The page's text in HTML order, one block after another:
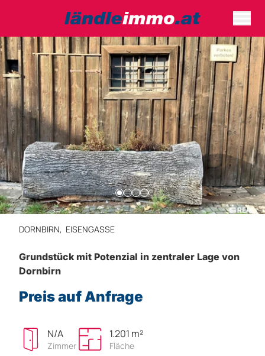
DORNBIRN, EISENGASSE
Grundstück mit Potenzial in zentraler Lage von
Dornbirn
Preis auf Anfrage
N/A
Zimmer
1.201 m²
Fläche